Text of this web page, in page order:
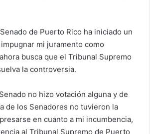
de Puerto Rico ha iniciado un
mi juramento como
busca que el Tribunal Supremo
la controversia.
no hizo votación alguna y de
de los Senadores no tuvieron la
en cuanto a mi incumbencia,
al Tribunal Supremo de Puerto